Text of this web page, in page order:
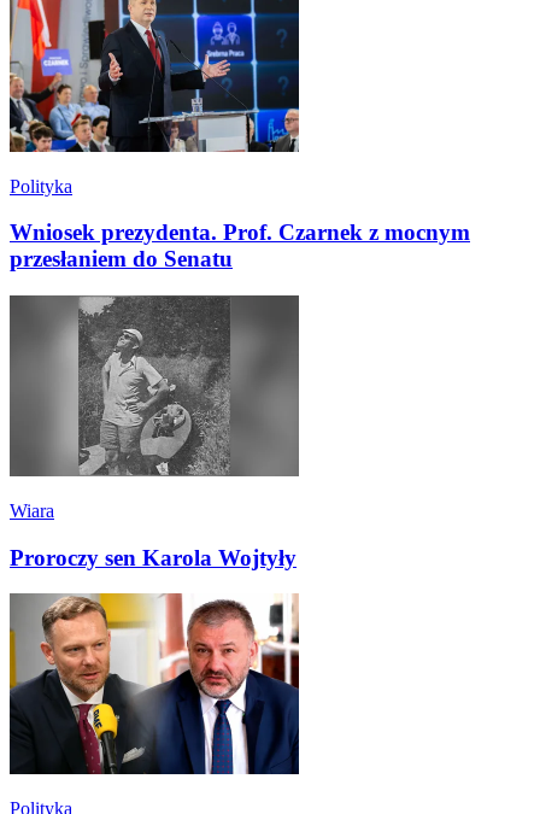
Polityka
Wniosek prezydenta. Prof. Czarnek z mocnym
przesłaniem do Senatu
Wiara
Proroczy sen Karola Wojtyły
Polityka